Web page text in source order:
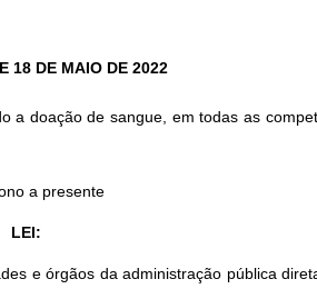
18 DE MAIO DE 2022
a doação de sangue, em todas as
a presente
LEI:
e órgãos da administração pública